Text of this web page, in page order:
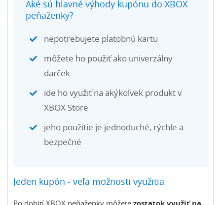
Aké sú hlavné výhody kupónu do XBOX
peňaženky?
nepotrebujete platobnú kartu
môžete ho použiť ako univerzálny
darček
ide ho využiť na akýkoľvek produkt v
XBOX Store
jeho použitie je jednoduché, rýchle a
bezpečné
Jeden kupón - veľa možnosti využitia